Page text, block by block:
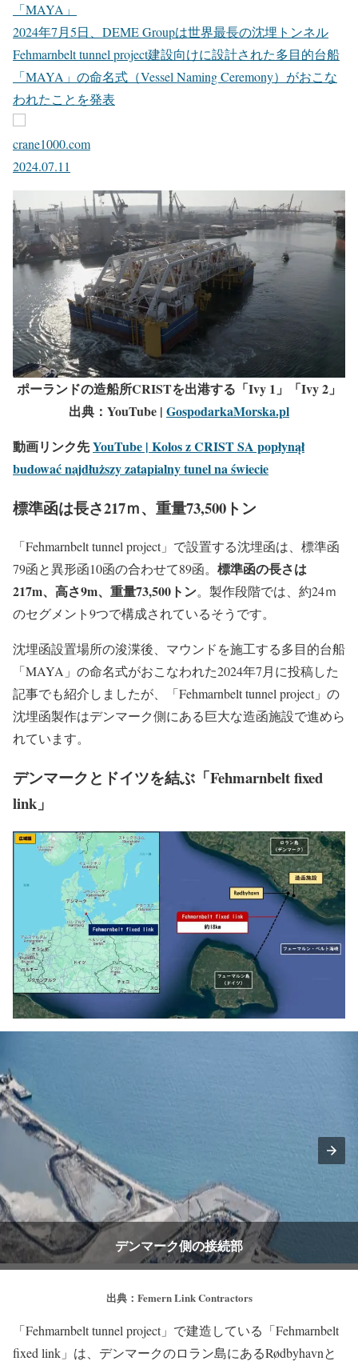
「MAYA」
2024年7月5日、DEME Groupは世界最長の沈埋トンネル
Fehmarnbelt tunnel project建設向けに設計された多目的台船
「MAYA」の命名式（Vessel Naming Ceremony）がおこな
われたことを発表
crane1000.com
2024.07.11
ポーランドの造船所CRISTを出港する「Ivy 1」「Ivy 2」
出典：YouTube | GospodarkaMorska.pl
動画リンク先YouTube | Kolos z CRIST SA popłynął
budować najdłuższy zatapialny tunel na świecie
標準函は長さ217ｍ、重量73,500トン
「Fehmarnbelt tunnel project」で設置する沈埋函は、標準函
79函と異形函10函の合わせて89函。 標準函の長さは
217m、高さ9m、重量73,500トン。製作段階では、約24ｍ
のセグメント9つで構成されているそうです。
沈埋函設置場所の浚渫後、マウンドを施工する多目的台船
「MAYA」の命名式がおこなわれた2024年7月に投稿した
記事でも紹介しましたが、「Fehmarnbelt tunnel project」の
沈埋函製作はデンマーク側にある巨大な造函施設で進めら
れています。
デンマークとドイツを結ぶ「Fehmarnbelt fixed
link」
デンマーク側の接続部
出典：Femern Link Contractors
「Fehmarnbelt tunnel project」で建造している「Fehmarnbelt
fixed link」は、デンマークのロラン島にあるRødbyhavnと